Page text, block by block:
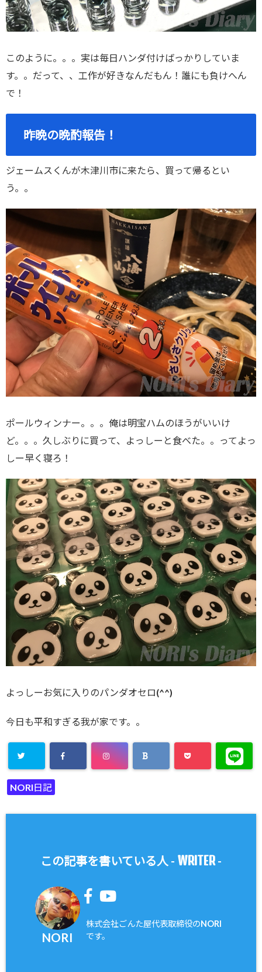
このように。。。実は毎日ハンダ付けばっかりしていま
す。。だって、、工作が好きなんだもん！誰にも負けへん
で！
昨晩の晩酌報告！
ジェームスくんが木津川市に来たら、買って帰るとい
う。。
ポールウィンナー。。。俺は明宝ハムのほうがいいけ
ど。。。久しぶりに買って、よっしーと食べた。。ってよっ
しー早く寝ろ！
よっしーお気に入りのパンダオセロ(^^)
今日も平和すぎる我が家です。。
NORI日記
この記事を書いている人 - WRITER-
NORI
株式会社ごんた屋代表取締役のNORI
です。